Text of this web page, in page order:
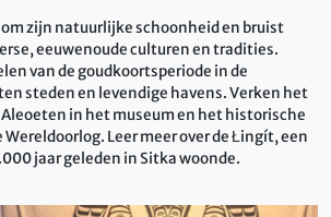
zijn natuurlijke schoonheid en bruist
eeuwenoude culturen en tradities.
van de goudkoortsperiode in de
steden en levendige havens. Verken het
in het museum en het historische
Leer meer over de Łingít, een
jaar geleden in Sitka woonde.